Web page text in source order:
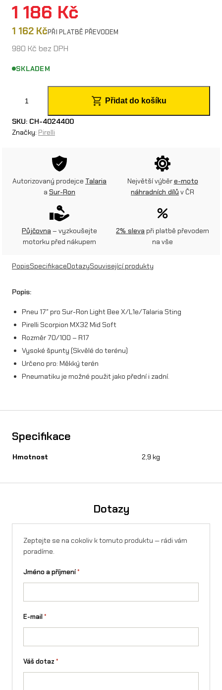
1 186 Kč
1 162 KčPŘI PLATBĚ PŘEVODEM
980 Kč bez DPH
SKLADEM
r
r
i
o
M
X
i
o
Přidat do košíku
SKU: CH-4024400
Značky: Pirelli
Autorizovaný prodejce Talaria
a Sur-Ron
Největší výběre-moto
náhradních dílů v ČR
Půjčovna – vyzkoušejte
motorku před nákupem
2% sleva při platbě převodem
na vše
PopisSpecifikaceDotazySouvisející produkty
Popis:
Pneu 17″ pro Sur-Ron Light Bee X/L1e/Talaria Sting
Pirelli Scorpion MX32 Mid Soft
Rozměr 70/100 – R17
Vysoké špunty (Skvělé do terénu)
Určeno pro: Měkký terén
Pneumatiku je možné použit jako přední i zadní.
Specifikace
Hmotnost 2,9 kg
Dotazy
Zeptejte se na cokoliv k tomuto produktu — rádi vám
poradíme.
Jméno a příjmení*
E-mail*
Váš dotaz *